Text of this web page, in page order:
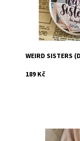
WEIRD SISTERS
189 Kč